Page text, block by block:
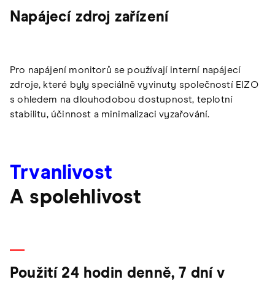
Napájecí zdroj zařízení
Pro napájení monitorů se používají interní napájecí
zdroje, které byly speciálně vyvinuty společností EIZO
s ohledem na dlouhodobou dostupnost, teplotní
stabilitu, účinnost a minimalizaci vyzařování.
Trvanlivost
A spolehlivost
Použití 24 hodin denně, 7 dní v